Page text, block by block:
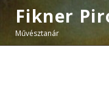
Fikner
Művésztanár